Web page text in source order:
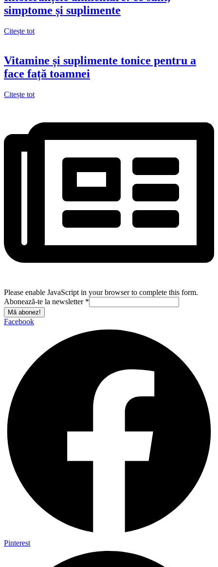
simptome și suplimente
Citește tot
Vitamine și suplimente tonice pentru a
face față toamnei
Citește tot
Please enable JavaScript in your browser to complete this form.
Abonează-te la newsletter *
Mă abonez!
Facebook
Pinterest